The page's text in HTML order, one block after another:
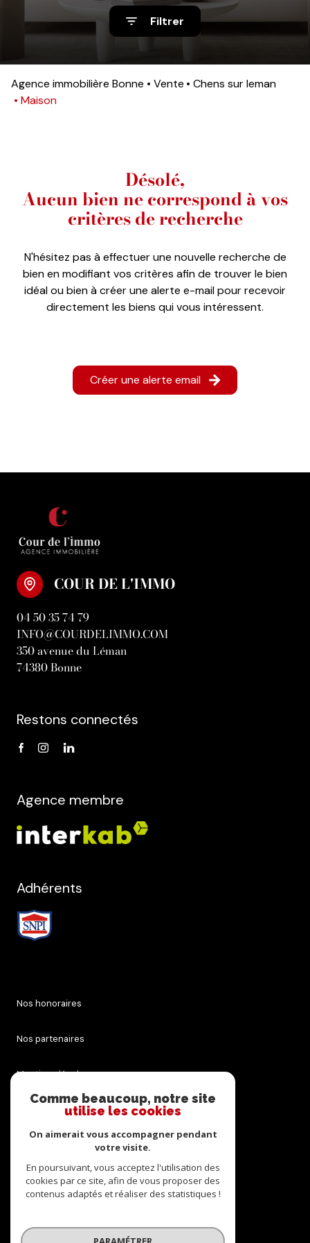
avis
notre
agence
Filtrer
Agence immobilière Bonne Vente
Chens sur leman
Maison
Désolé,
Aucun bien ne correspond à vos
critères de recherche
N'hésitez pas à effectuer une nouvelle recherche de
bien en modifiant vos critères afin de trouver le bien
idéal ou bien à créer une alerte e-mail pour recevoir
directement les biens qui vous intéressent.
Créer une alerte email
COUR DE L'IMMO
04 50 35 74 79
INFO@COURDELIMMO.COM
350 avenue du Léman
74380 Bonne
Restons connectés
Agence membre
Adhérents
Nos honoraires
Nos partenaires
Mentions légales
Cookies
© 2026 | Tous droits réservés
Comme beaucoup, notre site
utilise les cookies
On aimerait vous accompagner pendant
votre visite.
En poursuivant, vous acceptez l'utilisation des
cookies par ce site, afin de vous proposer des
contenus adaptés et réaliser des statistiques !